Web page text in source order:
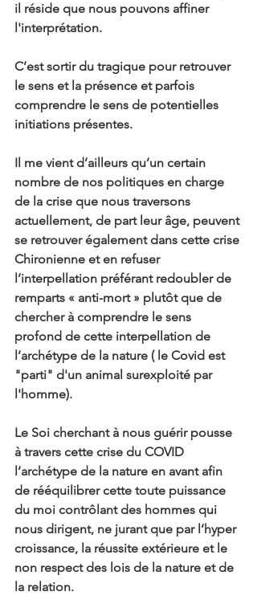
il réside que nous pouvons affiner
l'interprétation.
C’est sortir du tragique pour retrouver
le sens et la présence et parfois
comprendre le sens de potentielles
initiations présentes.
Il me vient d’ailleurs qu’un certain
nombre de nos politiques en charge
de la crise que nous traversons
actuellement, de part leur âge, peuvent
se retrouver également dans cette crise
Chironienne et en refuser
l’interpellation préférant redoubler de
remparts « anti-mort » plutôt que de
chercher à comprendre le sens
profond de cette interpellation de
l’archétype de la nature ( le Covid est
"parti" d'un animal surexploité par
l'homme).
Le Soi cherchant à nous guérir pousse
à travers cette crise du COVID
l’archétype de la nature en avant afin
de rééquilibrer cette toute puissance
du moi contrôlant des hommes qui
nous dirigent, ne jurant que par l’hyper
croissance, la réussite extérieure et le
non respect des lois de la nature et de
la relation.